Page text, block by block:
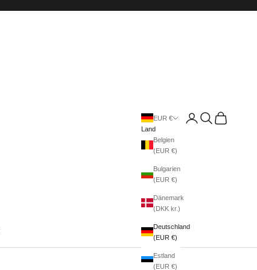
EUR €
Land
Belgien
(EUR €)
Bulgarien
(EUR €)
Dänemark
(DKK kr.)
Deutschland
(EUR €)
Estland
(EUR €)
AnmeldenSuchenWarenkorb